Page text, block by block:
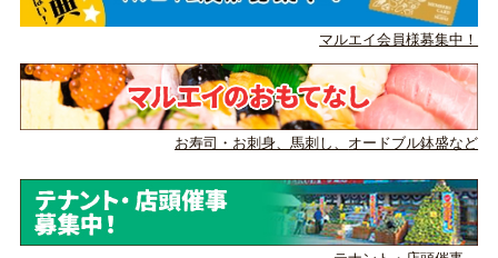
マルエイ会員様募集中！
お寿司・お刺身、馬刺し、 オードブル鉢盛など